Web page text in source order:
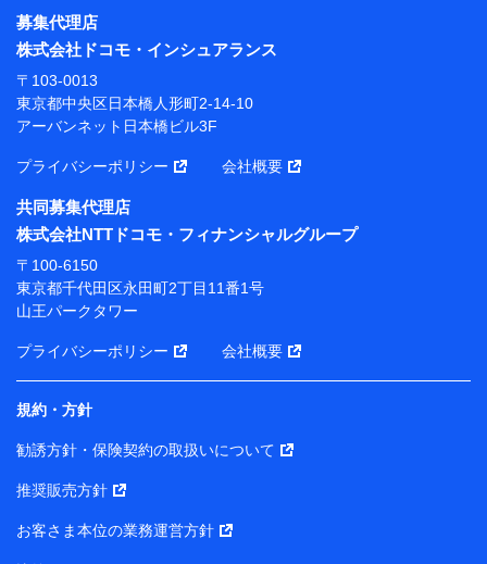
各種セミナーの開催のため
コンサルティングサービスの実施のため
アンケートやキャンペーン等の実施のため
上記に係る案内・手続き・管理等付帯業務を行うため
【当該個人データの管理について責任を有する者の名
称・住所・代表者名】
当該個人データを取り扱う各共同利用者（詳細は次のと
おり）
東京都千代田区永田町2丁目11番1号 山王パークタワー
株式会社NTTドコモ・フィナンシャルグループ 代表取
締役社長 廣井 孝史
東京都中央区日本橋人形町2-14-10 アーバンネット日
本橋ビル 3F
って、以下の提携代理店とお客様の個人データを共同利
用することがあります。
1. 共同利用する個人データの項目
募集代理店
株式会社ドコモ・インシュアランス
〒103-0013
東京都中央区日本橋人形町2-14-10
アーバンネット日本橋ビル3F
プライバシーポリシー 会社概要
共同募集代理店
株式会社NTTドコモ・フィナンシャルグループ
〒100-6150
東京都千代田区永田町2丁目11番1号
山王パークタワー
プライバシーポリシー 会社概要
規約・方針
勧誘方針・保険契約の取扱いについて
推奨販売方針
お客さま本位の業務運営方針